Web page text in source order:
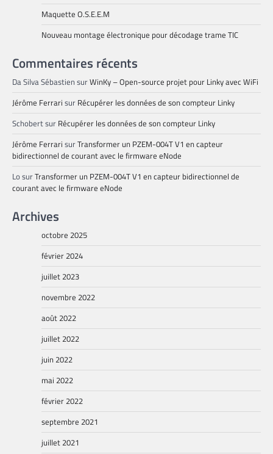
Maquette O.S.E.E.M
Nouveau montage électronique pour décodage trame TIC
Commentaires récents
Da Silva Sébastien surWinKy – Open-source projet pour Linky avec WiFi
Jérôme Ferrari sur Récupérer les données de son compteur Linky
Schobertsur Récupérer les données de son compteur Linky
Jérôme Ferrari surTransformer un PZEM-004T V1 en capteur
bidirectionnel de courant avec le firmware eNode
LosurTransformer un PZEM-004T V1 en capteur bidirectionnel de
courant avec le firmware eNode
Archives
octobre 2025
février 2024
juillet 2023
novembre 2022
août 2022
juillet 2022
juin 2022
mai 2022
février 2022
septembre 2021
juillet 2021